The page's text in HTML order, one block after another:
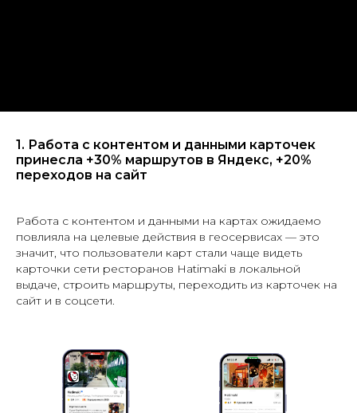
1. Работа с контентом и данными карточек
принесла +30% маршрутов в Яндекс, +20%
переходов на сайт
Работа с контентом и данными на картах ожидаемо
повлияла на целевые действия в геосервисах — это
значит, что пользователи карт стали чаще видеть
карточки сети ресторанов Hatimaki в локальной
выдаче, строить маршруты, переходить из карточек на
сайт и в соцсети.